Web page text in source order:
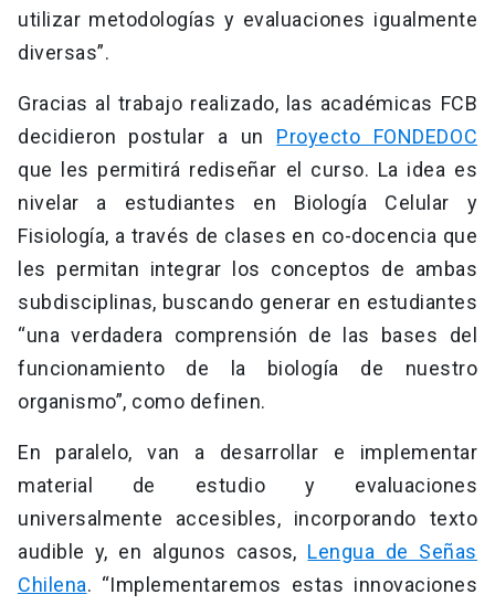
utilizar metodologías y evaluaciones igualmente
diversas”.
Gracias al trabajo realizado, las académicas FCB
decidieron postular a un Proyecto FONDEDOC
que les permitirá rediseñar el curso. La idea es
nivelar a estudiantes en Biología Celular y
Fisiología, a través de clases en co-docencia que
les permitan integrar los conceptos de ambas
subdisciplinas, buscando generar en estudiantes
“una verdadera comprensión de las bases del
funcionamiento de la biología de nuestro
organismo”, como definen.
En paralelo, van a desarrollar e implementar
material de estudio y evaluaciones
universalmente accesibles, incorporando texto
audible y, en algunos casos, Lengua de Señas
Chilena. “Implementaremos estas innovaciones